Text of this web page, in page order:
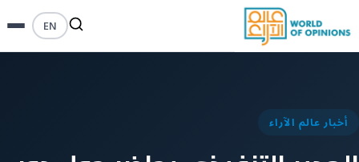
EN
أخبار عالم الآراء